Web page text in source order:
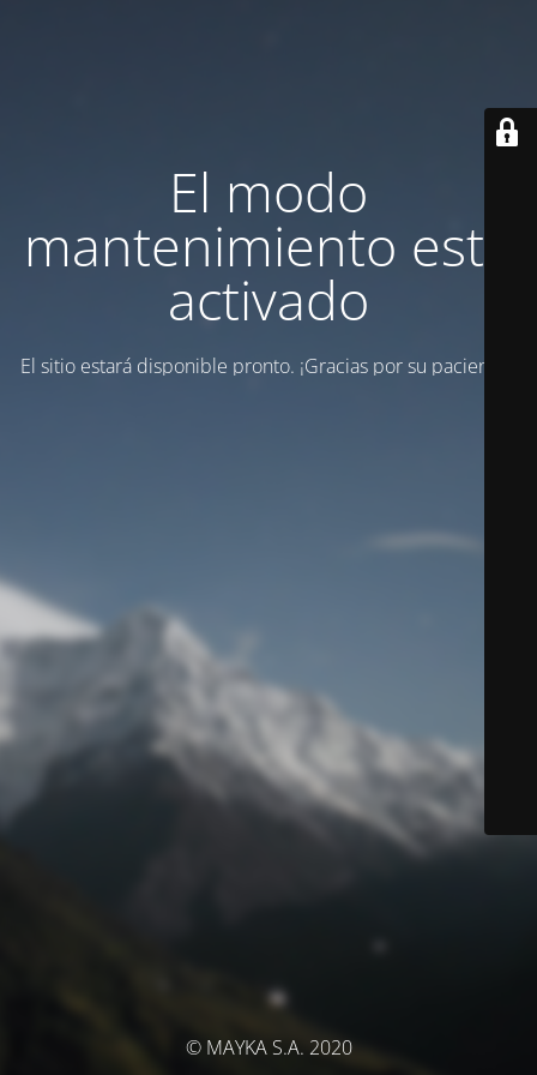
El modo
mantenimiento está
activado
El sitio estará disponible pronto. ¡Gracias por su paciencia!
© MAYKA S.A. 2020